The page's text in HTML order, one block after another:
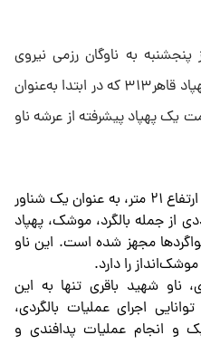
پنجشنبه به ناوگان رزمی نیروی
دریایی سپاه الحاق شد. همچنین پهپاد قاهر۳۱۳ که در ابتدا به‌عنوان
یک پهپاد پیشرفته از عرشه ناو
ناو شهید باقری با طول ۲۴۰ متر و ارتفاع ۲۱ متر، به عنوان یک شناور
از جمله بالگرد، موشک، پهپاد
مجهز شده است. این ناو
ناو شهید باقری تنها به این
اجرای عملیات بالگردی،
و انجام عملیات پدافندی و